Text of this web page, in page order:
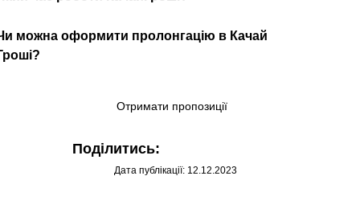
можна оформити пролонгацію в Качай
Отримати пропозиції
Поділитись:
Дата публікації: 12.12.2023